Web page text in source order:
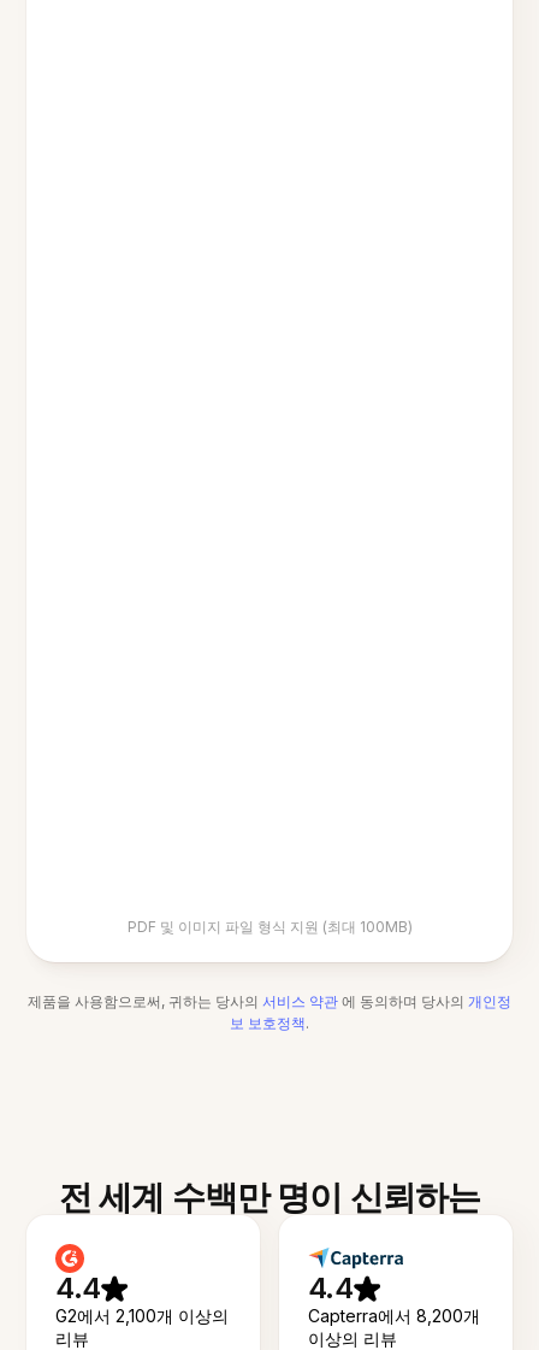
PDF 및 이미지 파일 형식 지원 (최대 100MB)
제품을 사용함으로써, 귀하는 당사의 서비스 약관 에 동의하며 당사의 개인정
보 보호정책.
전 세계 수백만 명이 신뢰하는
4.4
G2에서 2,100개 이상의
리뷰
4.4
Capterra에서 8,200개
이상의 리뷰